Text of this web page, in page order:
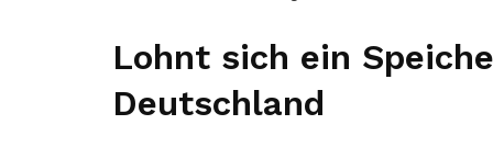
Lohnt sich ein
Deutschland